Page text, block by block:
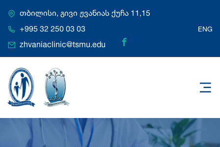
თბილისი, გივი ჟვანიას ქუჩა 11,15
+995 32 250 03 03
zhvaniaclinic@tsmu.edu
ENG